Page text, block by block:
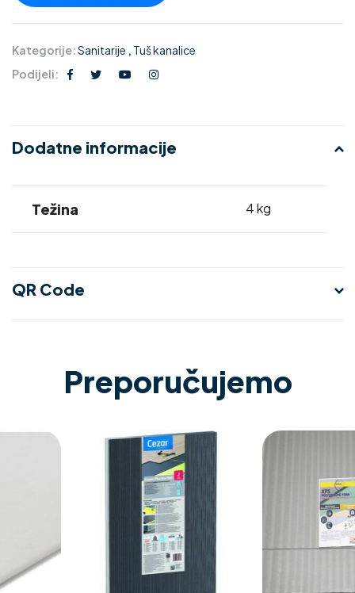
Kategorije:Sanitarije , Tuš kanalice
Podijeli:
Dodatne informacije
Težina 4 kg
QR Code
Preporučujemo